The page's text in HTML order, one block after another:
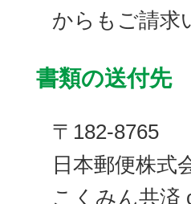
からもご請求
書類の送付先
〒182-8765
日本郵便株
こくみん共済